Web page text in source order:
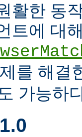
활한 동
트에 대
를 해결
가능하